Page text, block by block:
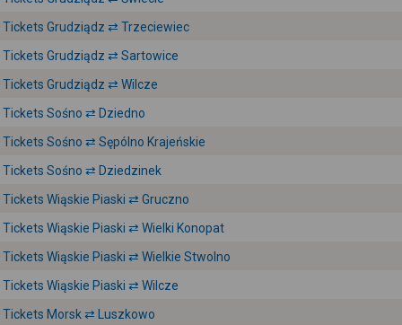
Tickets Grudziądz ⇄ Trzeciewiec
Tickets Grudziądz ⇄ Sartowice
Tickets Grudziądz ⇄ Wilcze
Tickets Sośno ⇄ Dziedno
Tickets Sośno ⇄ Sępólno Krajeńskie
Tickets Sośno ⇄ Dziedzinek
Tickets Wiąskie Piaski ⇄ Gruczno
Tickets Wiąskie Piaski ⇄ Wielki Konopat
Tickets Wiąskie Piaski ⇄ Wielkie Stwolno
Tickets Wiąskie Piaski ⇄ Wilcze
Tickets Morsk ⇄ Luszkowo